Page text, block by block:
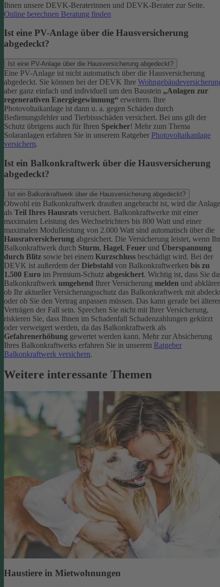
Ihnen unsere DEVK-Beraterinnen und DEVK-Berater zur Seite.
Online berechnen Beratung finden
Ist eine PV-Anlage über die Hausversicherung
abgedeckt?
Ist eine PV-Anlage über die Hausversicherung abgedeckt?
Eine PV-Anlage ist nicht automatisch über die Hausversicherung
abgedeckt. Sie können bei der DEVK Ihre
aber ganz einfach und individuell um den Baustein „Anlagen zur
regenerativen Energiegewinnung“ erweitern. Ihre
Photovoltaikanlage ist dann u. a. gegen Schäden durch
Bedienungsfehler und Tierbissschäden versichert. Bei uns gilt der
Schutz übrigens auch für Ihren Speicher! Mehr zum Thema
Solaranlagen erfahren Sie in unserem Ratgeber Photovoltaikanlage
versichern.
Ist ein Balkonkraftwerk über die Hausversicherung
abgedeckt?
Ist ein Balkonkraftwerk über die Hausversicherung abgedeckt?
Obwohl ein Balkonkraftwerk draußen angebracht ist, wird die Anlage
als Teil Ihres Hausrats versichert. Balkonkraftwerke mit einer
maximalen Leistung des Wechselrichters bis 800 Watt und einer
maximalen Modulleistung von 2.000 Watt sind automatisch über die
Hausratversicherung abgesichert. Die Versicherung leistet, wenn Ihr
Balkonkraftwerk durch Sturm, Hagel, Feuer und Überspannung
durch Blitz sowie bei einem Kurzschluss beschädigt wird. Bei der
DEVK ist außerdem der Diebstahl von Balkonkraftwerken bis zu
1.500 Euro im Premium-Schutz abgesichert. Wichtig ist, dass Sie
Balkonkraftwerk umgehend Ihrer Versicherung melden und
ob Ihr aktueller Versicherungsschutz das Balkonkraftwerk mit
oder ob Sie den Vertrag anpassen müssen. Das kann gerade bei
Verträgen der Fall sein. Sprechen Sie nicht mit Ihrer Versicherung,
riskieren Sie, dass Ihnen im Schadenfall Schadenzahlungen gekürzt
oder verweigert werden, da das Balkonkraftwerk als
Gefahrenerhöhung gewertet werden kann. Mehr zur Absicherung
Ihres Balkonkraftwerks erfahren Sie in unserem Ratgeber
Balkonkraftwerk versichern.
Weitere interessante Themen
Haustiere in Mietwohnungen